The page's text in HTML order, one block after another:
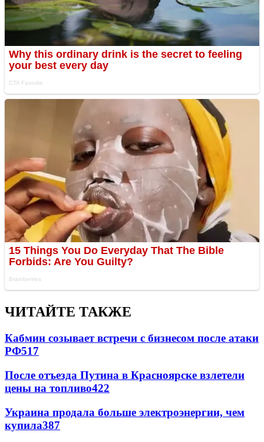
ЧИТАЙТЕ ТАКЖЕ
Кабмин созывает встречи с бизнесом после атаки
РФ517
После отъезда Путина в Красноярске взлетели
цены на топливо422
Украина продала больше электроэнергии, чем
купила387